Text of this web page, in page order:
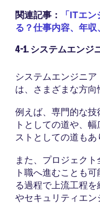
関連記事：
「ITエ
る？仕事内容、年収
4-1. システムエンジ
システムエンジニ
は、さまざまな方向
例えば、専門的な技
トとしての道や、
ストとしての道もあ
また、プロジェク
ト職へ進むことも
る過程で上流工程
やセキュリティエ